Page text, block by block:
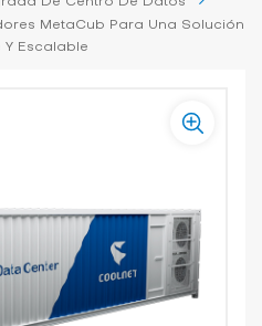
MetaCub Para Una Solución
Y Escalable